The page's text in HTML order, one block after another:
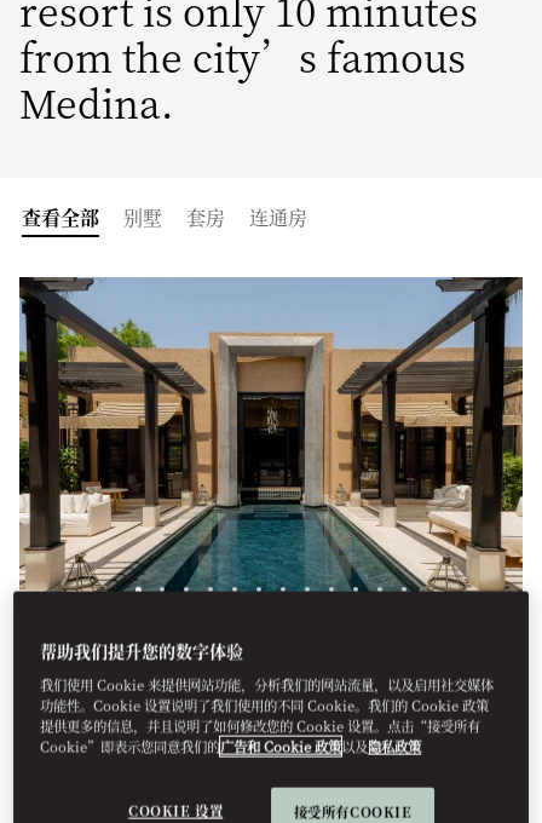
from the city’s famous
Medina.
查看全部 别墅 套房 连通房
文华泳池别墅
文华泳池别墅总面积为502平方米，空间开阔通透，又不失温
馨私密，以现代设计手法重新诠释传统里亚德庭院的恢弘格
调。别墅内设主卧室、带大型沙发床的多功能起居区，还配
备私人泳池和热水浴缸，提供专属管家服务，为宾客打造惬
意的悠居体验。
帮助我们提升您的数字体验
我们使用 Cookie 来提供网站功能，分析我们的网站流量，以及启用社交媒体
功能性。Cookie 设置说明了我们使用的不同 Cookie。我们的 Cookie 政策
提供更多的信息，并且说明了如何修改您的 Cookie 设置。点击“接受所有
Cookie”即表示您同意我们的广告和 Cookie 政策以及隐私政策
COOKIE 设置 接受所有COOKIE